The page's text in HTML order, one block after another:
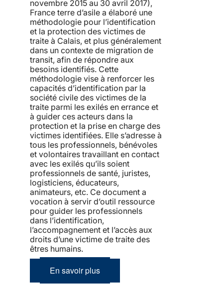
novembre 2015 au 30 avril 2017),
France terre d’asile a élaboré une
méthodologie pour l’identification
et la protection des victimes de
traite à Calais, et plus généralement
dans un contexte de migration de
transit, afin de répondre aux
besoins identifiés. Cette
méthodologie vise à renforcer les
capacités d’identification par la
société civile des victimes de la
traite parmi les exilés en errance et
à guider ces acteurs dans la
protection et la prise en charge des
victimes identifiées. Elle s’adresse à
tous les professionnels, bénévoles
et volontaires travaillant en contact
avec les exilés qu’ils soient
professionnels de santé, juristes,
logisticiens, éducateurs,
animateurs, etc. Ce document a
vocation à servir d’outil ressource
pour guider les professionnels
dans l’identification,
l’accompagnement et l’accès aux
droits d’une victime de traite des
êtres humains.
En savoir plus